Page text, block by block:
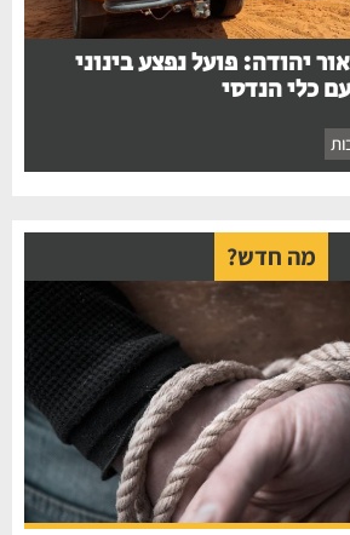
פועל נפצע בינוני
הנדסי
מה חדש?